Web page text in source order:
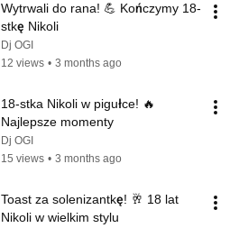
Wytrwali do rana! 💪 Kończymy 18-
stkę Nikoli
Dj OGI
12 views • 3 months ago
18-stka Nikoli w pigułce! 🔥
Najlepsze momenty
Dj OGI
15 views • 3 months ago
Toast za solenizantkę! 🥂 18 lat
Nikoli w wielkim stylu